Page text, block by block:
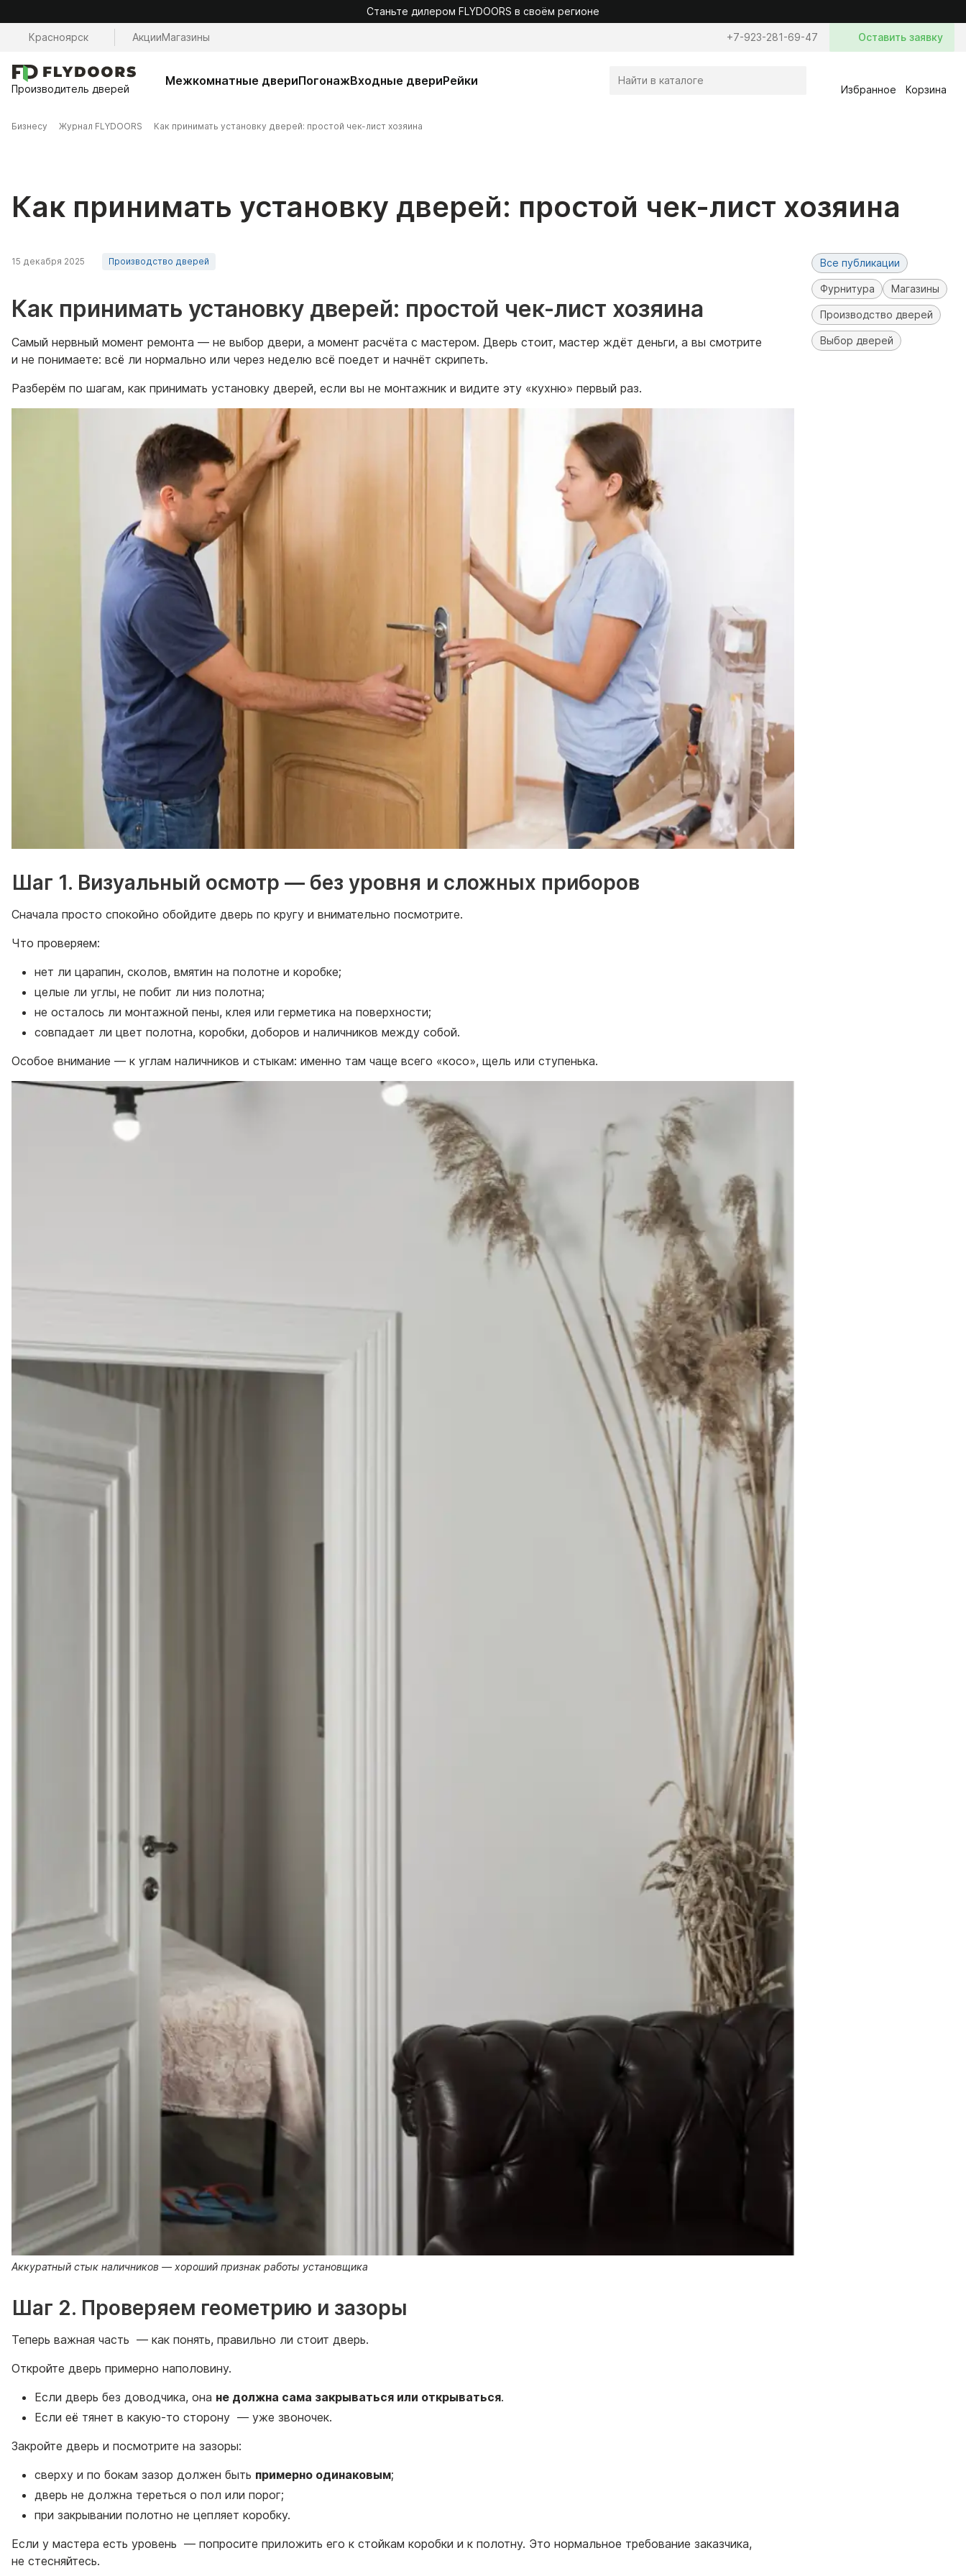
Станьте дилером FLYDOORS в своём регионе
Красноярск АкцииМагазины +7-923-281-69-47 Оставить заявку
Производитель дверей
Межкомнатные двериПогонажВходные двериРейки
Избранное Корзина
Бизнесу Журнал FLYDOORS Как принимать установку дверей: простой чек-лист хозяина
Как принимать установку дверей: простой чек-лист хозяина
Все публикации
Фурнитура Магазины
Производство дверей
Выбор дверей
15 декабря 2025 Производство дверей
Как принимать установку дверей: простой чек-лист хозяина
Самый нервный момент ремонта — не выбор двери, а момент расчёта с мастером. Дверь стоит, мастер ждёт деньги, а вы смотрите
и не понимаете: всё ли нормально или через неделю всё поедет и начнёт скрипеть.
Разберём по шагам, как принимать установку дверей, если вы не монтажник и видите эту «кухню» первый раз.
Шаг 1. Визуальный осмотр — без уровня и сложных приборов
Сначала просто спокойно обойдите дверь по кругу и внимательно посмотрите.
Что проверяем:
нет ли царапин, сколов, вмятин на полотне и коробке;
целые ли углы, не побит ли низ полотна;
не осталось ли монтажной пены, клея или герметика на поверхности;
совпадает ли цвет полотна, коробки, доборов и наличников между собой.
Особое внимание — к углам наличников и стыкам: именно там чаще всего «косо», щель или ступенька.
Аккуратный стык наличников — хороший признак работы установщика
Шаг 2. Проверяем геометрию и зазоры
Теперь важная часть — как понять, правильно ли стоит дверь.
Откройте дверь примерно наполовину.
Если дверь без доводчика, она не должна сама закрываться или открываться.
Если её тянет в какую-то сторону — уже звоночек.
Закройте дверь и посмотрите на зазоры:
сверху и по бокам зазор должен быть примерно одинаковым;
дверь не должна тереться о пол или порог;
при закрывании полотно не цепляет коробку.
Если у мастера есть уровень — попросите приложить его к стойкам коробки и к полотну. Это нормальное требование заказчика,
не стесняйтесь.